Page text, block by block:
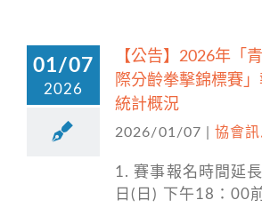
01/07
2026
【公告】2026年「
際分齡拳擊錦標賽
統計概況
2026/01/07 協會訊
1. 賽事報名時間延
日(日) 下午18：00